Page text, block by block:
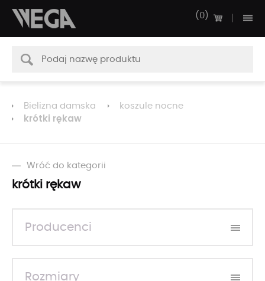
0
Bielizna damska koszule nocne
krótki rękaw
Wróć do kategorii
krótki rękaw
Producenci
Rozmiary